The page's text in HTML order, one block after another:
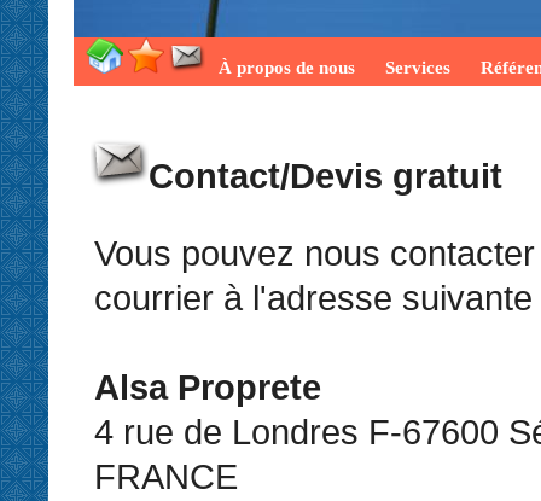
À propos de nous Services
Contact/Devis gratuit
Vous pouvez nous
courrier à l'adresse suivante
Alsa Proprete
4 rue de Londres F-67600
FRANCE